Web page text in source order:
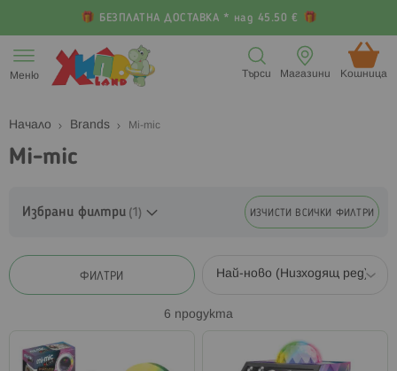
БЕЗПЛАТНА ДОСТАВКА * над 45.50 €
към
съдържанието
Меню Кошница (
Магазини
Търси
Начало Brands Mi-mic
Mi-mic
ФИЛТРИ
6 продукта
Избрани филтри ИЗЧИСТИ ВСИЧКИ ФИЛТРИ